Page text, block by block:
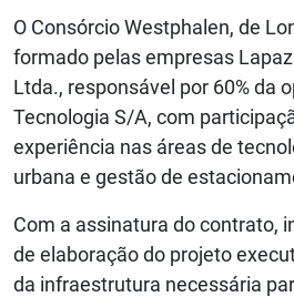
O Consórcio Westphalen, de
formado pelas empresas
Ltda., responsável por 60% da
Tecnologia S/A, com
experiência nas áreas de
urbana e gestão de
Com a assinatura do contrato,
de elaboração do projeto
da infraestrutura necessária